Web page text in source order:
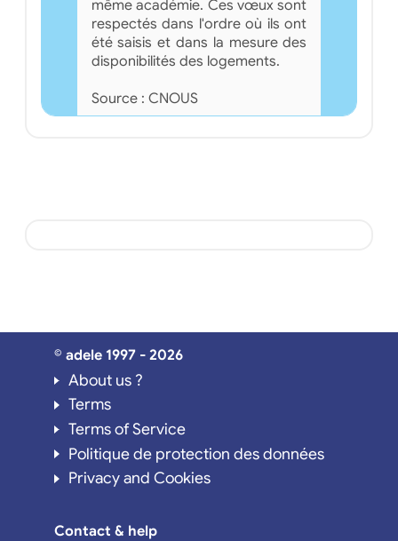
même académie. Ces vœux sont
respectés dans l'ordre où ils ont
été saisis et dans la mesure des
disponibilités des logements.
Source : CNOUS
© adele 1997 - 2026
About us ?
Terms
Terms of Service
Politique de protection des données
Privacy and Cookies
Contact & help